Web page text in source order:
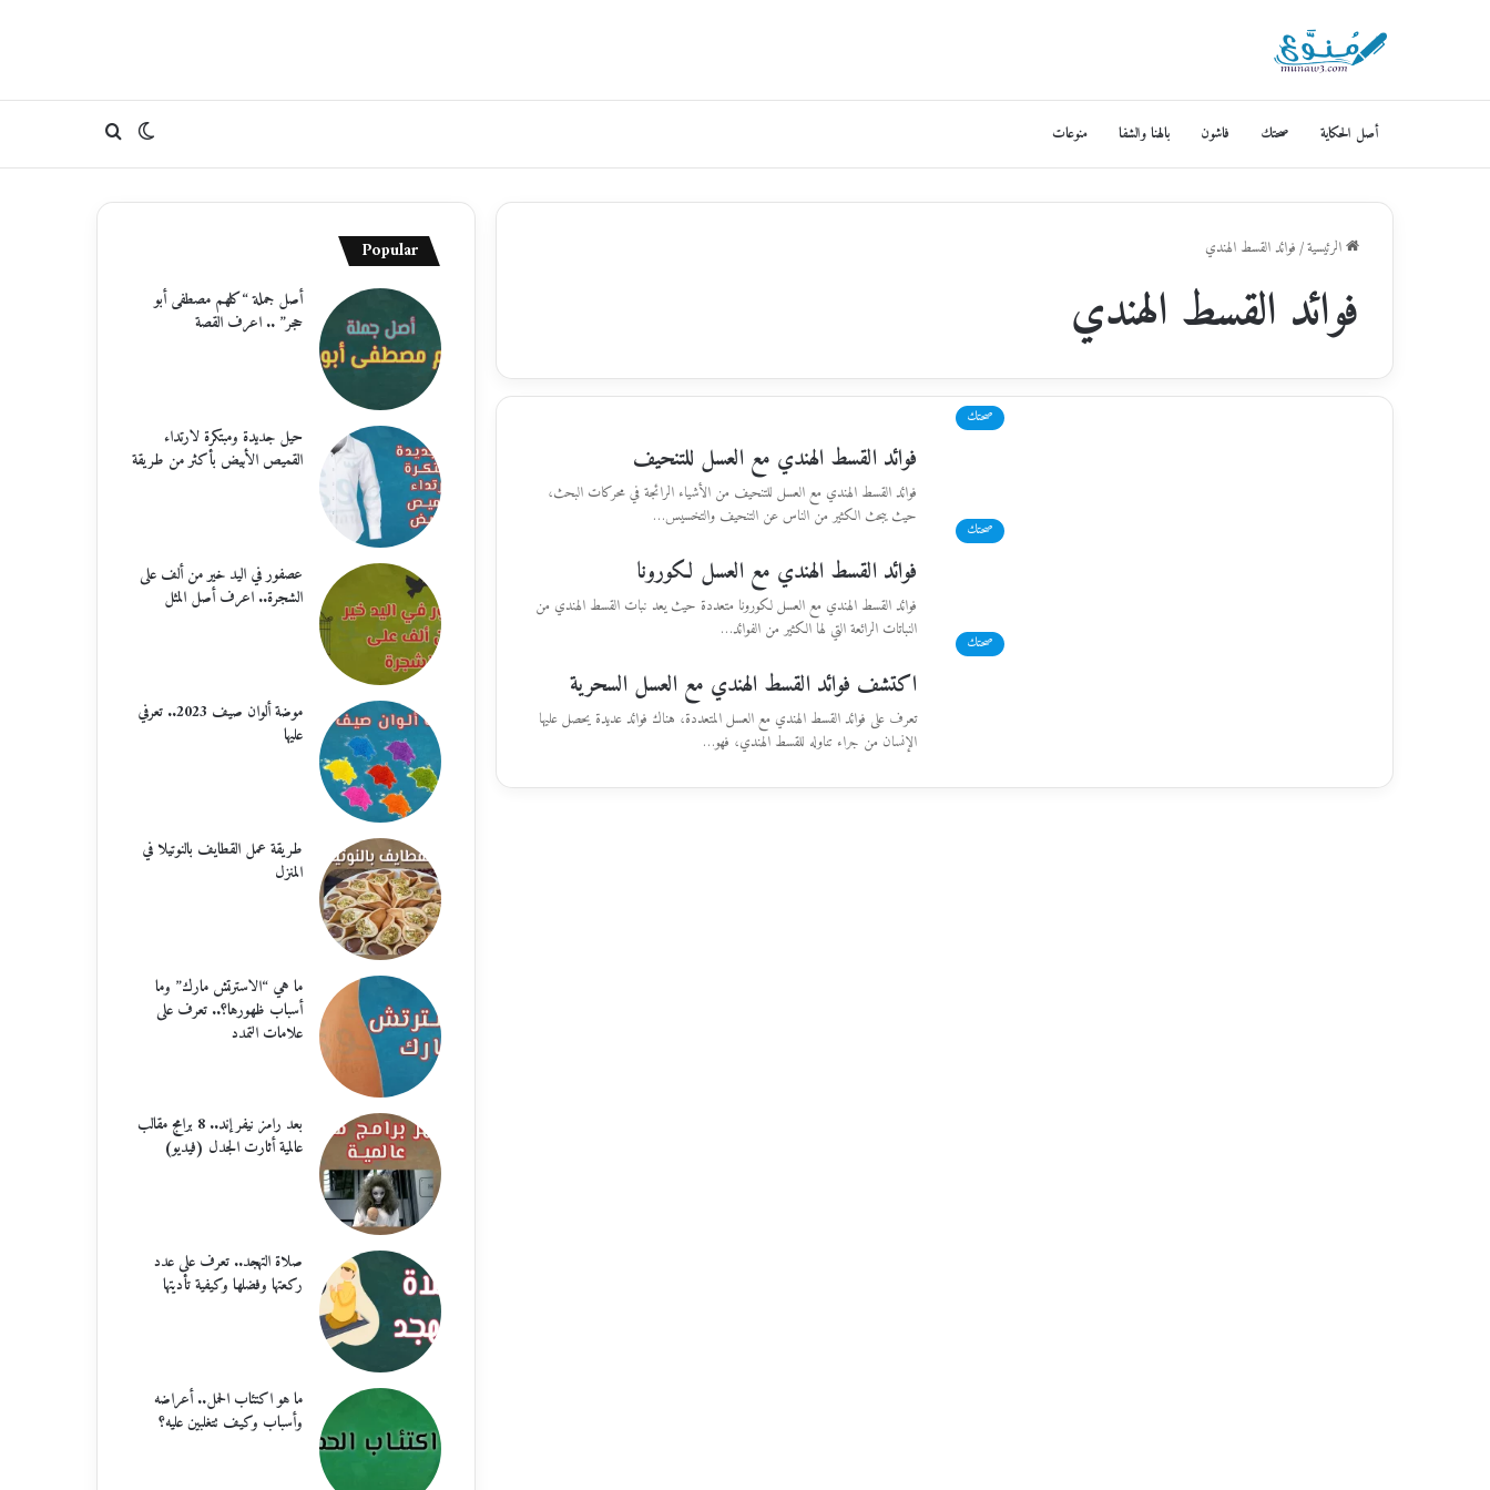
أصل الحكاية صحتك فاشون بالهنا والشفا منوعات بحثالوضع
المظلم
الرئيسية/فوائد القسط الهندي
فوائد القسط الهندي
صحتك
فوائد القسط الهندي مع العسل للتنحيف
فوائد القسط الهندي مع العسل للتنحيف من الأشياء الرائجة في محركات البحث،
حيث يبحث الكثير من الناس عن التنحيف والتخسيس…
صحتك
فوائد القسط الهندي مع العسل لكورونا
فوائد القسط الهندي مع العسل لكورونا متعددة حيث يعد نبات القسط الهندي من
النباتات الرائعة التي لها الكثير من الفوائد…
صحتك
اكتشف فوائد القسط الهندي مع العسل السحرية
تعرف على فوائد القسط الهندي مع العسل المتعددة، هناك فوائد عديدة يحصل عليها
الإنسان من جراء تناوله للقسط الهندي، فهو…
Popular
أصل جملة “كلهم مصطفى أبو
حجر” .. اعرف القصة
حيل جديدة ومبتكرة لارتداء
القميص الأبيض بأكثر من طريقة
عصفور في اليد خير من ألف على
الشجرة.. اعرف أصل المثل
موضة ألوان صيف 2023.. تعرفي
عليها
طريقة عمل القطايف بالنوتيلا في
المنزل
ما هي “الاسترتش مارك” وما
أسباب ظهورها؟.. تعرف على
علامات التمدد
بعد رامز نيفر إند.. 8 برامج مقالب
عالمية أثارت الجدل (فيديو)
صلاة التهجد.. تعرف على عدد
ركعتها وفضلها وكيفية تأديتها
ما هو اكتئاب الحمل.. أعراضه
وأسباب وكيف تتغلبين عليه؟